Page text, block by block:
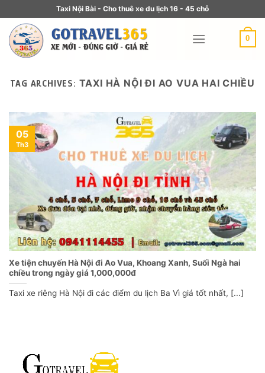
Taxi Nội Bài - Cho thuê xe du lịch 16 - 45 chỗ
0
TAG ARCHIVES: TAXI HÀ NỘI ĐI AO VUA HAI CHIỀU
Xe tiện chuyến Hà Nội đi Ao Vua, Khoang Xanh, Suối Ngà hai
chiều trong ngày giá 1,000,000đ
Taxi xe riêng Hà Nội đi các điểm du lịch Ba Vì giá tốt nhất, [...]
05
Th3